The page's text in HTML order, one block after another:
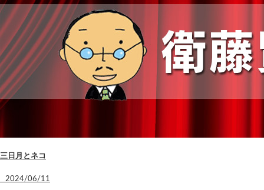
三日月とネコ
2024/06/11